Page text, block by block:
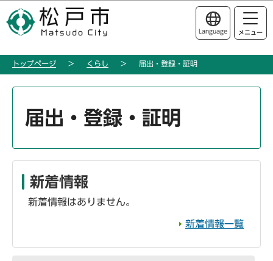
の
ー
このページの本文へ移動
Language メニュー
トップページ くらし 届出・登録・証明
届出・登録・証明
新着情報
新着情報はありません。
新着情報一覧